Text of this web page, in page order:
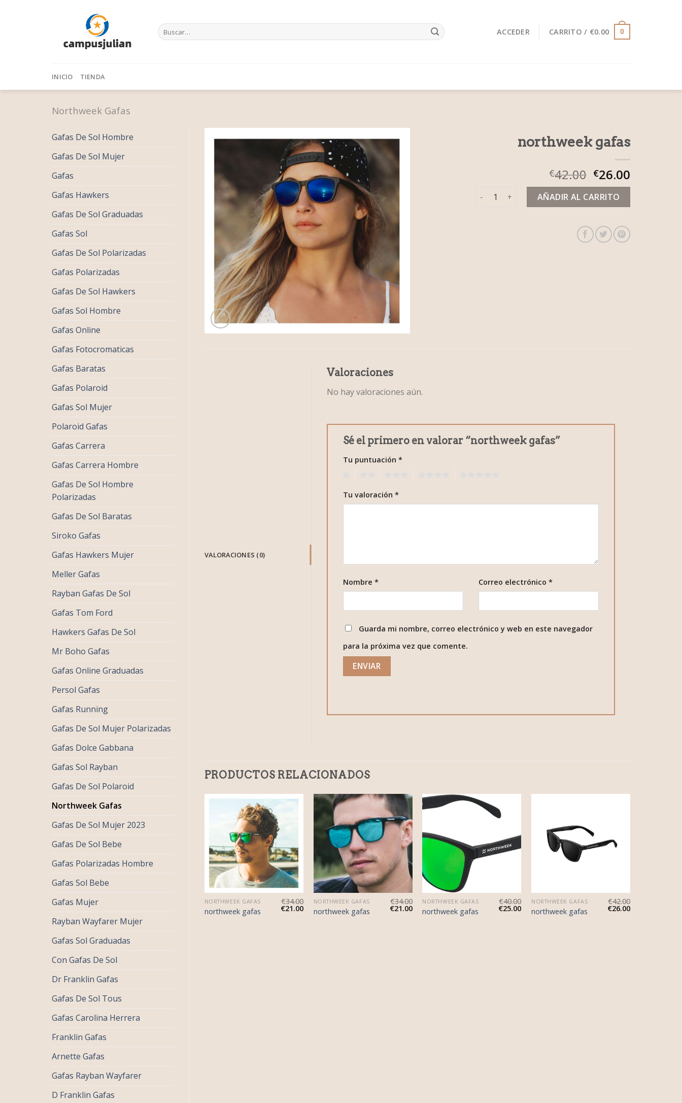
Buscar
por:
ACCEDER CARRITO / €0.00 0
INICIO TIENDA
Northweek Gafas
Gafas De Sol Hombre
Gafas De Sol Mujer
Gafas
Gafas Hawkers
Gafas De Sol Graduadas
Gafas Sol
Gafas De Sol Polarizadas
Gafas Polarizadas
Gafas De Sol Hawkers
Gafas Sol Hombre
Gafas Online
Gafas Fotocromaticas
Gafas Baratas
Gafas Polaroid
Gafas Sol Mujer
Polaroid Gafas
Gafas Carrera
Gafas Carrera Hombre
Gafas De Sol Hombre
Polarizadas
Gafas De Sol Baratas
Siroko Gafas
Gafas Hawkers Mujer
Meller Gafas
Rayban Gafas De Sol
Gafas Tom Ford
Hawkers Gafas De Sol
Mr Boho Gafas
Gafas Online Graduadas
Persol Gafas
Gafas Running
Gafas De Sol Mujer Polarizadas
Gafas Dolce Gabbana
Gafas Sol Rayban
Gafas De Sol Polaroid
Northweek Gafas
Gafas De Sol Mujer 2023
Gafas De Sol Bebe
Gafas Polarizadas Hombre
Gafas Sol Bebe
Gafas Mujer
Rayban Wayfarer Mujer
Gafas Sol Graduadas
Con Gafas De Sol
Dr Franklin Gafas
Gafas De Sol Tous
Gafas Carolina Herrera
Franklin Gafas
Arnette Gafas
Gafas Rayban Wayfarer
D Franklin Gafas
northweek gafas
€42.00 €26.00
northweek gafas cantidadAÑADIR AL CARRITO
VALORACIONES (0)
Valoraciones
No hay valoraciones aún.
Sé el primero en valorar “northweek gafas”
Tu puntuación *
Tu valoración *
Nombre * Correo electrónico *
Guarda mi nombre, correo electrónico y web en este navegador
para la próxima vez que comente.
PRODUCTOS RELACIONADOS
NORTHWEEK GAFAS
northweek gafas
€34.00
€21.00
NORTHWEEK GAFAS
northweek gafas
€34.00
€21.00
NORTHWEEK GAFAS
northweek gafas
€40.00
€25.00
NORTHWEEK GAFAS
northweek gafas
€42.00
€26.00
€42.00
€26.00
NORTHWEEK GAFAS